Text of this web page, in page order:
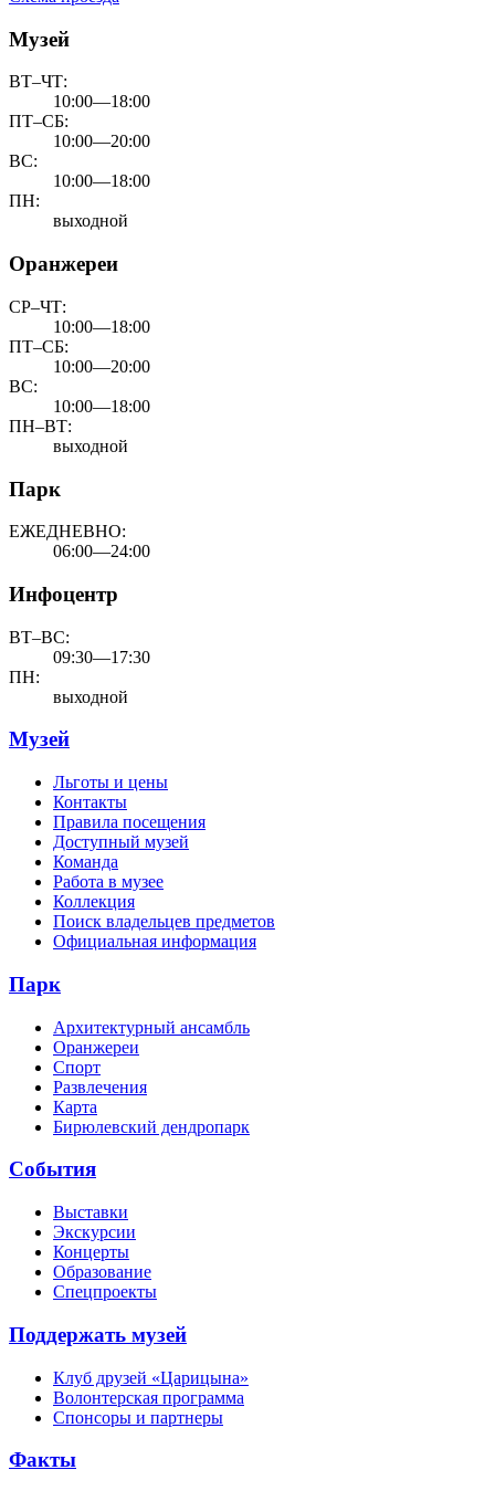
Музей
ВТ–ЧТ:
10:00—18:00
ПТ–СБ:
10:00—20:00
ВС:
10:00—18:00
ПН:
выходной
Оранжереи
СР–ЧТ:
10:00—18:00
ПТ–СБ:
10:00—20:00
ВС:
10:00—18:00
ПН–ВТ:
выходной
Парк
ЕЖЕДНЕВНО:
06:00—24:00
Инфоцентр
ВТ–ВС:
09:30—17:30
ПН:
выходной
Музей
Льготы и цены
Контакты
Правила посещения
Доступный музей
Команда
Работа в музее
Коллекция
Поиск владельцев предметов
Официальная информация
Парк
Архитектурный ансамбль
Оранжереи
Спорт
Развлечения
Карта
Бирюлевский дендропарк
События
Выставки
Экскурсии
Концерты
Образование
Спецпроекты
Поддержать музей
Клуб друзей «Царицына»
Волонтерская программа
Спонсоры и партнеры
Факты